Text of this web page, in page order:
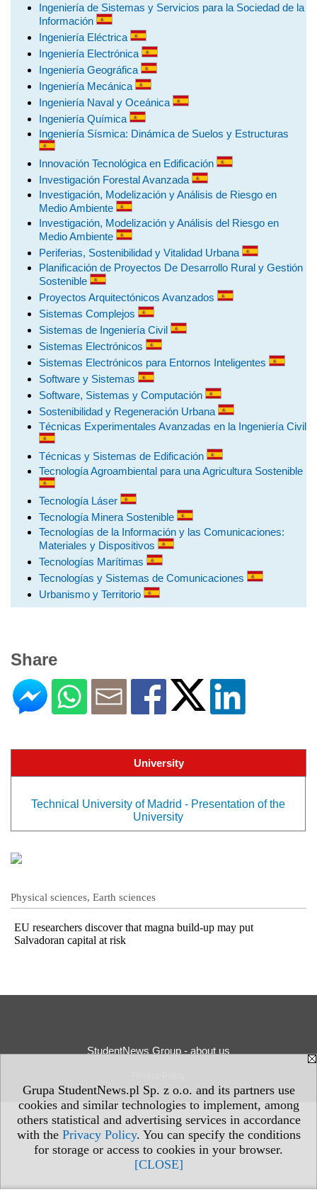
Grupa StudentNews.pl Sp. z o.o. and its partners use
cookies and similar technologies to implement, among
others statistical and advertising services in accordance
with the Privacy Policy. You can specify the conditions
for storage or access to cookies in your browser.
[CLOSE]
Ingeniería de Sistemas y Servicios para la Sociedad de la
Información
Ingeniería Eléctrica
Ingeniería Electrónica
Ingeniería Geográfica
Ingeniería Mecánica
Ingeniería Naval y Oceánica
Ingeniería Química
Ingeniería Sísmica: Dinámica de Suelos y Estructuras
Innovación Tecnológica en Edificación
Investigación Forestal Avanzada
Investigación, Modelización y Análisis de Riesgo en
Medio Ambiente
Investigación, Modelización y Análisis del Riesgo en
Medio Ambiente
Periferias, Sostenibilidad y Vitalidad Urbana
Planificación de Proyectos De Desarrollo Rural y Gestión
Sostenible
Proyectos Arquitectónicos Avanzados
Sistemas Complejos
Sistemas de Ingeniería Civil
Sistemas Electrónicos
Sistemas Electrónicos para Entornos Inteligentes
Software y Sistemas
Software, Sistemas y Computación
Sostenibilidad y Regeneración Urbana
Técnicas Experimentales Avanzadas en la Ingeniería Civil
Técnicas y Sistemas de Edificación
Tecnología Agroambiental para una Agricultura Sostenible
Tecnología Láser
Tecnología Minera Sostenible
Tecnologías de la Información y las Comunicaciones:
Materiales y Dispositivos
Tecnologías Marítimas
Tecnologías y Sistemas de Comunicaciones
Urbanismo y Territorio
Share
University
Technical University of Madrid - Presentation of the
University
Physical sciences, Earth sciences
EU researchers discover that magna build-up may put
Salvadoran capital at risk
StudentNews Group - about us